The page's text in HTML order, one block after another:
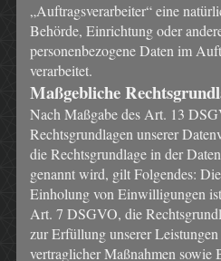
„Auftragsverarbeiter“ eine
Behörde, Einrichtung oder
personenbezogene Daten im
verarbeitet.
Maßgebliche
Nach Maßgabe des Art. 13
Rechtsgrundlagen unserer
die Rechtsgrundlage in der
genannt wird, gilt Folgendes:
Einholung von Einwilligungen
Art. 7 DSGVO, die
zur Erfüllung unserer
vertraglicher Maßnahmen sowie